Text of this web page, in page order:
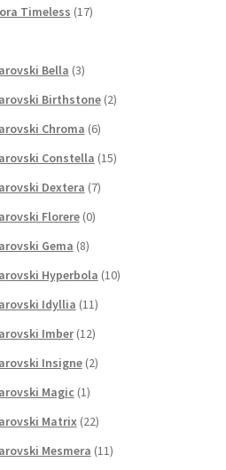
Timeless (17)
Bella (3)
Birthstone (2)
Chroma (6)
Constella (15)
Dextera (7)
Florere (0)
Gema (8)
Hyperbola (10)
Idyllia (11)
Imber (12)
Insigne (2)
Magic (1)
Matrix (22)
Mesmera (11)